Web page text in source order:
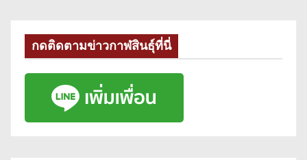
กดติดตามข่าวกาฬสินธุ์ที่นี่